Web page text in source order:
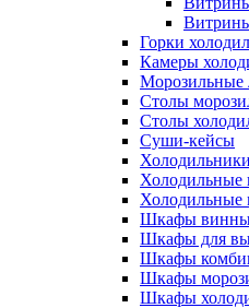
Горки
Камеры
Морозильные
Столы
Столы
Суши-кейсы
Холодильные
Холодильные
Шкафы
Шкафы для
Шкафы
Шкафы
Шкафы